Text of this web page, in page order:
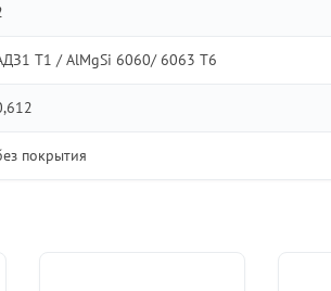
Т1 / AlMgSi 6060/ 6063 Т6
покрытия